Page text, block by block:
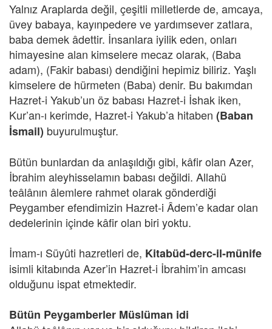
Yalnız Araplarda değil, çeşitli milletlerde de, amcaya,
üvey babaya, kayınpedere ve yardımsever zatlara,
baba demek âdettir. İnsanlara iyilik eden, onları
himayesine alan kimselere mecaz olarak, (Baba
adam), (Fakir babası) dendiğini hepimiz biliriz. Yaşlı
kimselere de hürmeten (Baba) denir. Bu bakımdan
Hazret-i Yakub’un öz babası Hazret-i İshak iken,
Kur’an-ı kerimde, Hazret-i Yakub’a hitaben (Baban
İsmail) buyurulmuştur.
Bütün bunlardan da anlaşıldığı gibi, kâfir olan Azer,
İbrahim aleyhisselamın babası değildi. Allahü
teâlânın âlemlere rahmet olarak gönderdiği
Peygamber efendimizin Hazret-i Âdem’e kadar olan
dedelerinin içinde kâfir olan biri yoktu.
İmam-ı Süyûti hazretleri de, Kitabüd-derc-il-münife
isimli kitabında Azer’in Hazret-i İbrahim’in amcası
olduğunu ispat etmektedir.
Bütün Peygamberler Müslüman idi